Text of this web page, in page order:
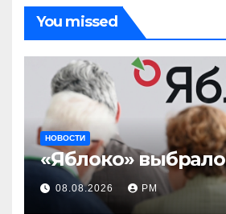
You missed
НОВОСТИ
«Яблоко» выбрало
08.08.2026 РМ